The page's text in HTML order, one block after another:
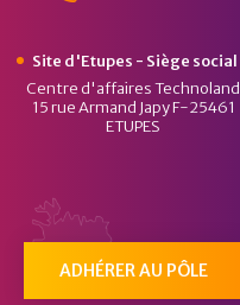
Site d'Etupes - Siège social
Centre d'affaires Technoland
15 rue Armand Japy F-25461
ETUPES
ADHÉRER AU PÔLE